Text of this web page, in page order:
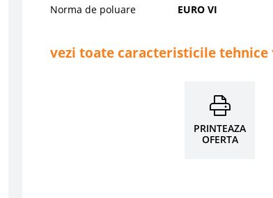
Norma de poluare EURO VI
vezi toate caracteristicile tehnice
PRINTEAZA
OFERTA